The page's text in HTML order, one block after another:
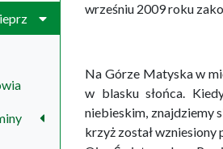
wrześniu 2009 roku
Na Górze Matyska w
w blasku słońca.
niebieskim, znajdziemy
krzyż został